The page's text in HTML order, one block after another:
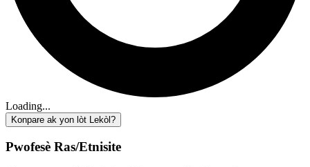
Loading...
Konpare ak yon lòt Lekòl?
Pwofesè Ras/Etnisite